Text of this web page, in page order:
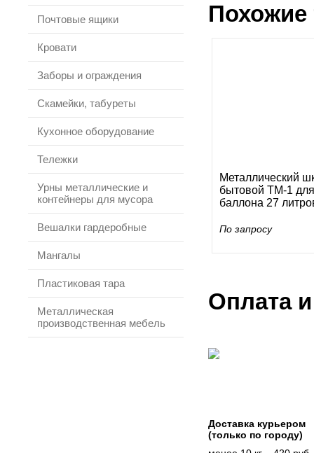
Почтовые ящики
Кровати
Заборы и ограждения
Скамейки, табуреты
Кухонное оборудование
Тележки
Урны металлические и
контейнеры для мусора
Вешалки гардеробные
Мангалы
Пластиковая тара
Металлическая
производственная мебель
Металлический
бытовой ТМ-1
баллона 27
По запросу
Оплата
Доставка курьером
(только по городу)